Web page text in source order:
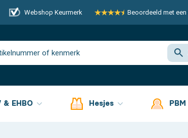
Webshop Keurmerk Beoordeeld met een
& EHBO Hesjes PBM